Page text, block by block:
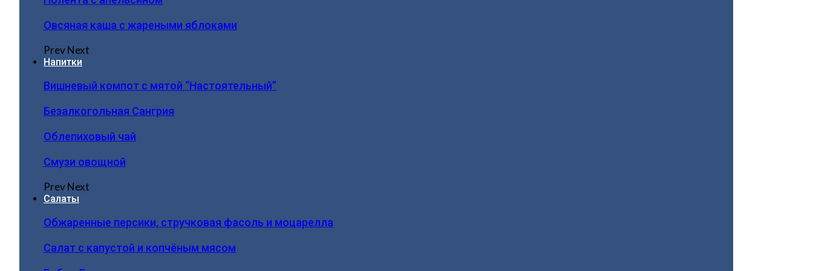
Овсяная каша с жареными яблоками
PrevNext
Напитки
Вишневый компот с мятой “Настоятельный”
Безалкогольная Сангрия
Облепиховый чай
Смузи овощной
PrevNext
Салаты
Обжаренные персики, стручковая фасоль и моцарелла
Салат с капустой и копчёным мясом